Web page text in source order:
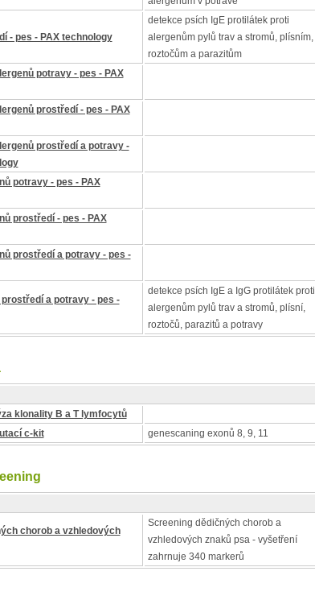
- pes - PAX technology
detekce psích IgE protilátek proti
alergenům pylů trav a stromů, plísním,
roztočům a parazitům
potravy - pes - PAX
prostředí - pes - PAX
prostředí a potravy -
potravy - pes - PAX
prostředí - pes - PAX
prostředí a potravy - pes -
a potravy - pes -
detekce psích IgE a IgG protilátek proti
alergenům pylů trav a stromů, plísní,
roztočů, parazitů a potravy
klonality B a T lymfocytů
c-kit
genescaning exonů 8, 9, 11
chorob a vzhledových
Screening dědičných chorob a
vzhledových znaků psa - vyšetření
zahrnuje 340 markerů